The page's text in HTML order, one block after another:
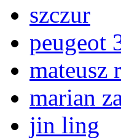
szczur
peugeot
mateusz
marian
jin ling